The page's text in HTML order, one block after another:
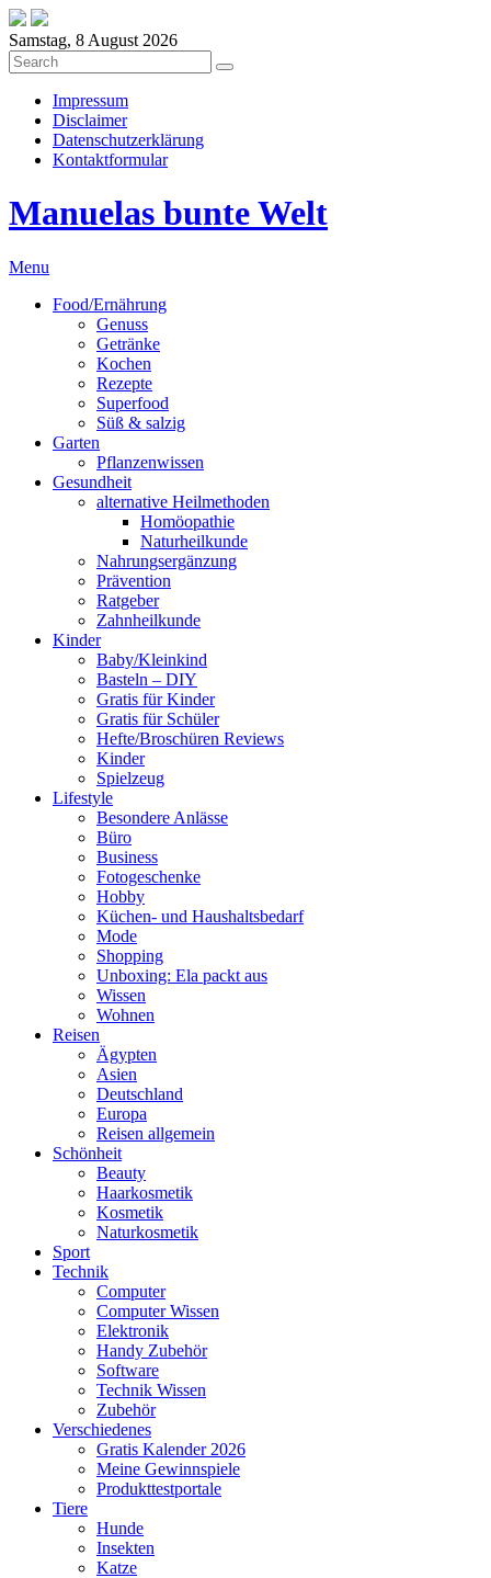
Samstag, 8 August 2026
Impressum
Disclaimer
Datenschutzerklärung
Kontaktformular
Manuelas bunte Welt
Menu
Food/Ernährung
Genuss
Getränke
Kochen
Rezepte
Superfood
Süß & salzig
Garten
Pflanzenwissen
Gesundheit
alternative Heilmethoden
Homöopathie
Naturheilkunde
Nahrungsergänzung
Prävention
Ratgeber
Zahnheilkunde
Kinder
Baby/Kleinkind
Basteln – DIY
Gratis für Kinder
Gratis für Schüler
Hefte/Broschüren Reviews
Kinder
Spielzeug
Lifestyle
Besondere Anlässe
Büro
Business
Fotogeschenke
Hobby
Küchen- und Haushaltsbedarf
Mode
Shopping
Unboxing: Ela packt aus
Wissen
Wohnen
Reisen
Ägypten
Asien
Deutschland
Europa
Reisen allgemein
Schönheit
Beauty
Haarkosmetik
Kosmetik
Naturkosmetik
Sport
Technik
Computer
Computer Wissen
Elektronik
Handy Zubehör
Software
Technik Wissen
Zubehör
Verschiedenes
Gratis Kalender 2026
Meine Gewinnspiele
Produkttestportale
Tiere
Hunde
Insekten
Katze